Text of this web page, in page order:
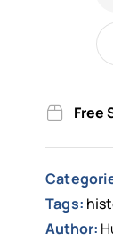
Free
Tags:
Author: